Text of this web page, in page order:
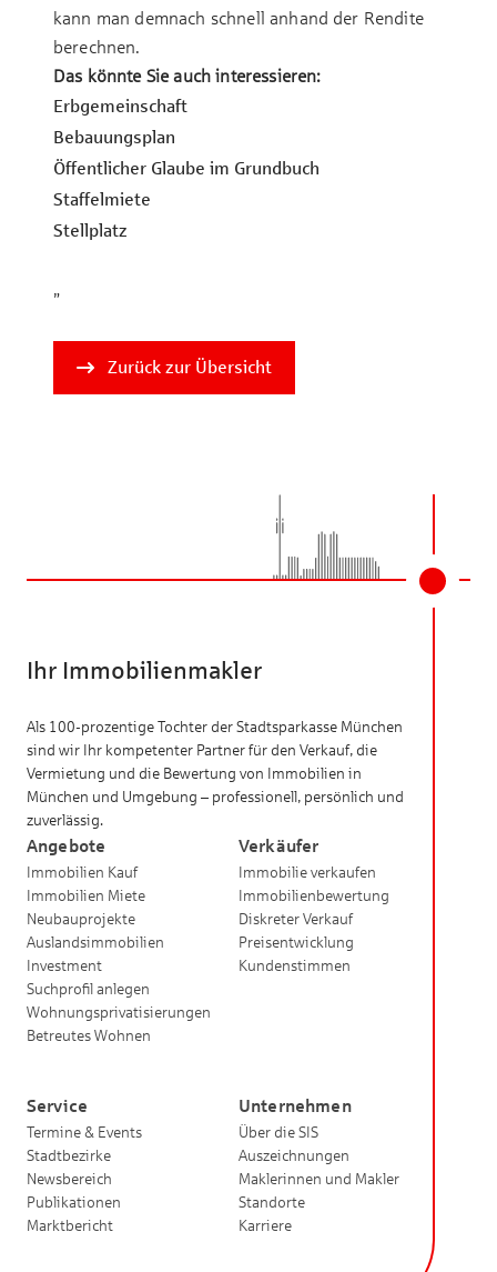
kann man demnach schnell anhand der Rendite
berechnen.
Das könnte Sie auch interessieren:
Erbgemeinschaft
Be­bau­ungs­plan
Öf­fent­lich­er Glaube im Grund­buch
Staf­fel­mie­te
Stell­platz
„
Zurück zur Übersicht
Ihr Immobilienmakler
Als 100-prozentige Tochter der Stadtsparkasse München
sind wir Ihr kompetenter Partner für den Verkauf, die
Vermietung und die Bewertung von Immobilien in
München und Umgebung – professionell, persönlich und
zuverlässig.
Angebote
Immobilien Kauf
Immobilien Miete
Neubauprojekte
Auslandsimmobilien
Investment
Suchprofil anlegen
Wohnungsprivatisierungen
Betreutes Wohnen
Verkäufer
Immobilie verkaufen
Immobilienbewertung
Diskreter Verkauf
Preisentwicklung
Kundenstimmen
Service
Termine & Events
Stadtbezirke
Newsbereich
Publikationen
Marktbericht
Unternehmen
Über die SIS
Auszeichnungen
Maklerinnen und Makler
Standorte
Karriere